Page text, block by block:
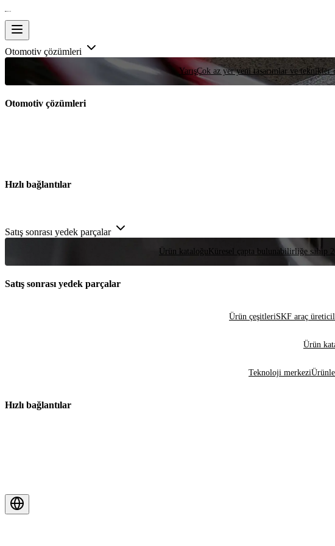
Otomotiv çözümleri
YarışÇok az yer yeni tasarımlar ve teknikler
Otomotiv çözümleri
Hızlı bağlantılar
Satış sonrası yedek parçalar
Ürün kataloğu Küresel çapta bulunabilirliğe sahip
Satış sonrası yedek parçalar
Ürün çeşitleriSKF araç
Ürün
Teknoloji merkezi
Hızlı bağlantılar